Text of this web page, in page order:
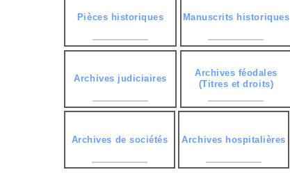
Pièces historiques Manuscrits historiques
Archives judiciaires
Archives féodales
(Titres et droits)
Archives de sociétés Archives hospitalières